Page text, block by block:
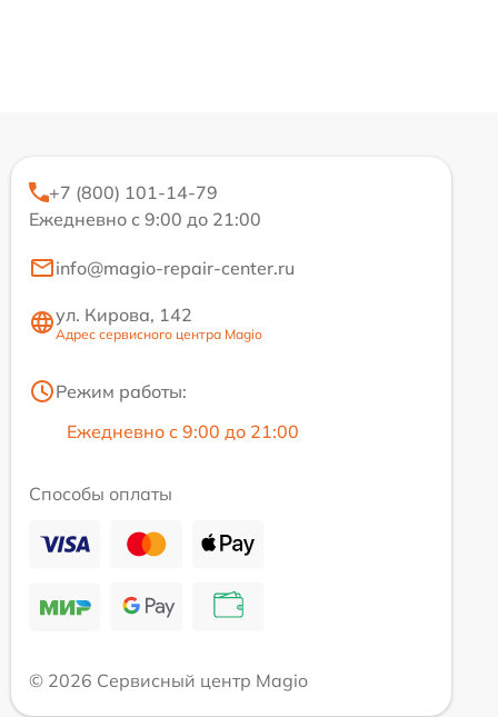
+7 (800) 101-14-79
Ежедневно с 9:00 до 21:00
info@magio-repair-center.ru
ул. Кирова, 142
Адрес сервисного центра Magio
Режим работы:
Ежедневно с 9:00 до 21:00
Способы оплаты
© 2026 Сервисный центр Magio